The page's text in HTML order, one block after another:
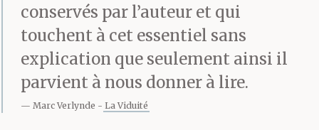
avait des origines, il a
trouvé la question
compliquée. C’est pour
ça qu’il a trouvé qu’il
conservés par l’auteur et qui
touchent à cet essentiel sans
explication que seulement ainsi il
parvient à nous donner à lire.
Marc Verlynde La Viduité